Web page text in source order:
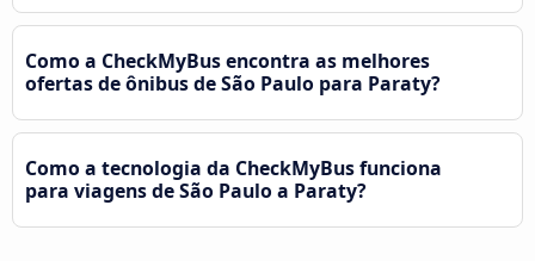
Como a CheckMyBus encontra as melhores
ofertas de ônibus de São Paulo para Paraty?
Como a tecnologia da CheckMyBus funciona
para viagens de São Paulo a Paraty?